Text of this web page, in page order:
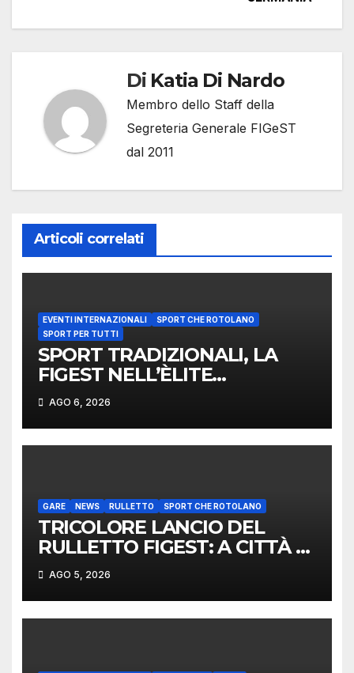
Di Katia Di Nardo
Membro dello Staff della
Segreteria Generale FIGeST
dal 2011
Articoli correlati
EVENTI INTERNAZIONALI
SPORT CHE ROTOLANO
SPORT PER TUTTI
SPORT TRADIZIONALI, LA
FIGEST NELL’ÈLITE
MONDIALE: LA DELEGAZIONE
ITALIANA PROTAGONISTA AL
CONVEGNO TAFISA A
AGO 6, 2026
GARE NEWS RULLETTO SPORT CHE ROTOLANO
TRICOLORE LANCIO DEL
RULLETTO FIGEST: A CITTÀ DI
CASTELLO VINCONO
MARCHIGIANI ED UMBRI
AGO 5, 2026